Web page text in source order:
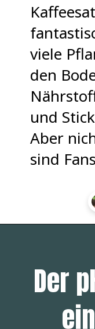
viele
den
und
Aber
sind
Der